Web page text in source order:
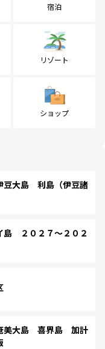
宿泊
リゾート
ショップ
大島 利島（伊豆諸
２０２７～２０２
大島 喜界島 加計